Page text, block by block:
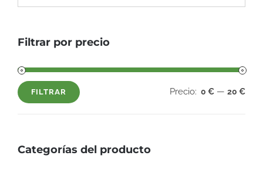
Filtrar por precio
Precio
Precio
FILTRAR Precio: 0 € — 20 €
Categorías del producto